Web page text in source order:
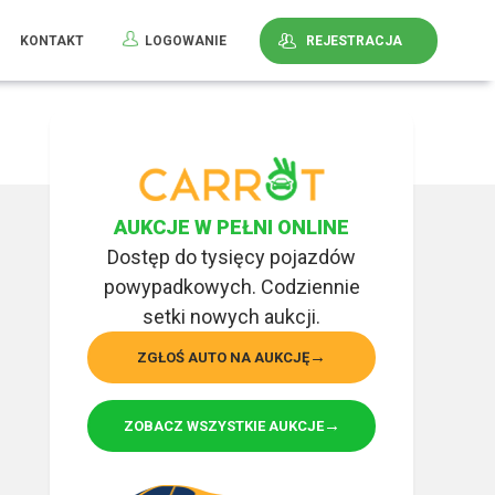
KONTAKT LOGOWANIE REJESTRACJA
AUKCJE W PEŁNI ONLINE
Dostęp do tysięcy pojazdów
powypadkowych. Codziennie
setki nowych aukcji.
ZGŁOŚ AUTO NA AUKCJĘ
ZOBACZ WSZYSTKIE AUKCJE